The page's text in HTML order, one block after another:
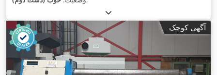
آگهی کوچک